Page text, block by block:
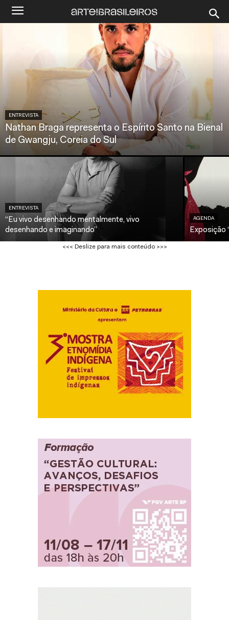
ENTREVISTA
Nathan Braga representa o Espírito Santo na Bienal
de Gwangju, Coreia do Sul
ENTREVISTA
“Eu vivo desenhando mentalmente, vivo
desenhando e imaginando”
AGENDA
Exposição
<<< Deslize para mais conteúdo >>>